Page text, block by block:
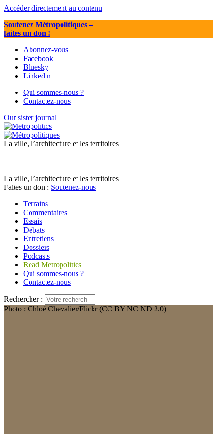
Accéder directement au contenu
Soutenez Métropolitiques–
faites un don !
Abonnez-vous
Facebook
Bluesky
Linkedin
Qui sommes-nous ?
Contactez-nous
Our sister journal
La ville, l’architecture et les territoires
La ville, l’architecture et les territoires
Faites un don : Soutenez-nous
Terrains
Commentaires
Essais
Débats
Entretiens
Dossiers
Podcasts
Read Metropolitics
Qui sommes-nous ?
Contactez-nous
Rechercher :
Photo : Chloé Chevalier/Flickr (CC BY-NC-ND 2.0)